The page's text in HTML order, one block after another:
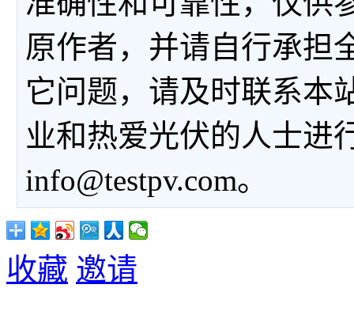
原作者，并请自行承担
它问题，请及时联系本
业和热爱光伏的人士进
info@testpv.com。
收藏 邀请